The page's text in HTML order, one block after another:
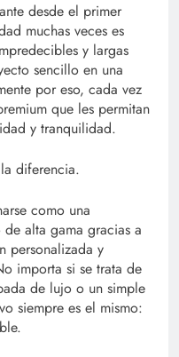
desde el primer
muchas veces es
y largas
sencillo en una
por eso, cada vez
que les permitan
y tranquilidad.
diferencia.
como una
alta gama gracias a
personalizada y
importa si se trata de
de lujo o un simple
siempre es el mismo: